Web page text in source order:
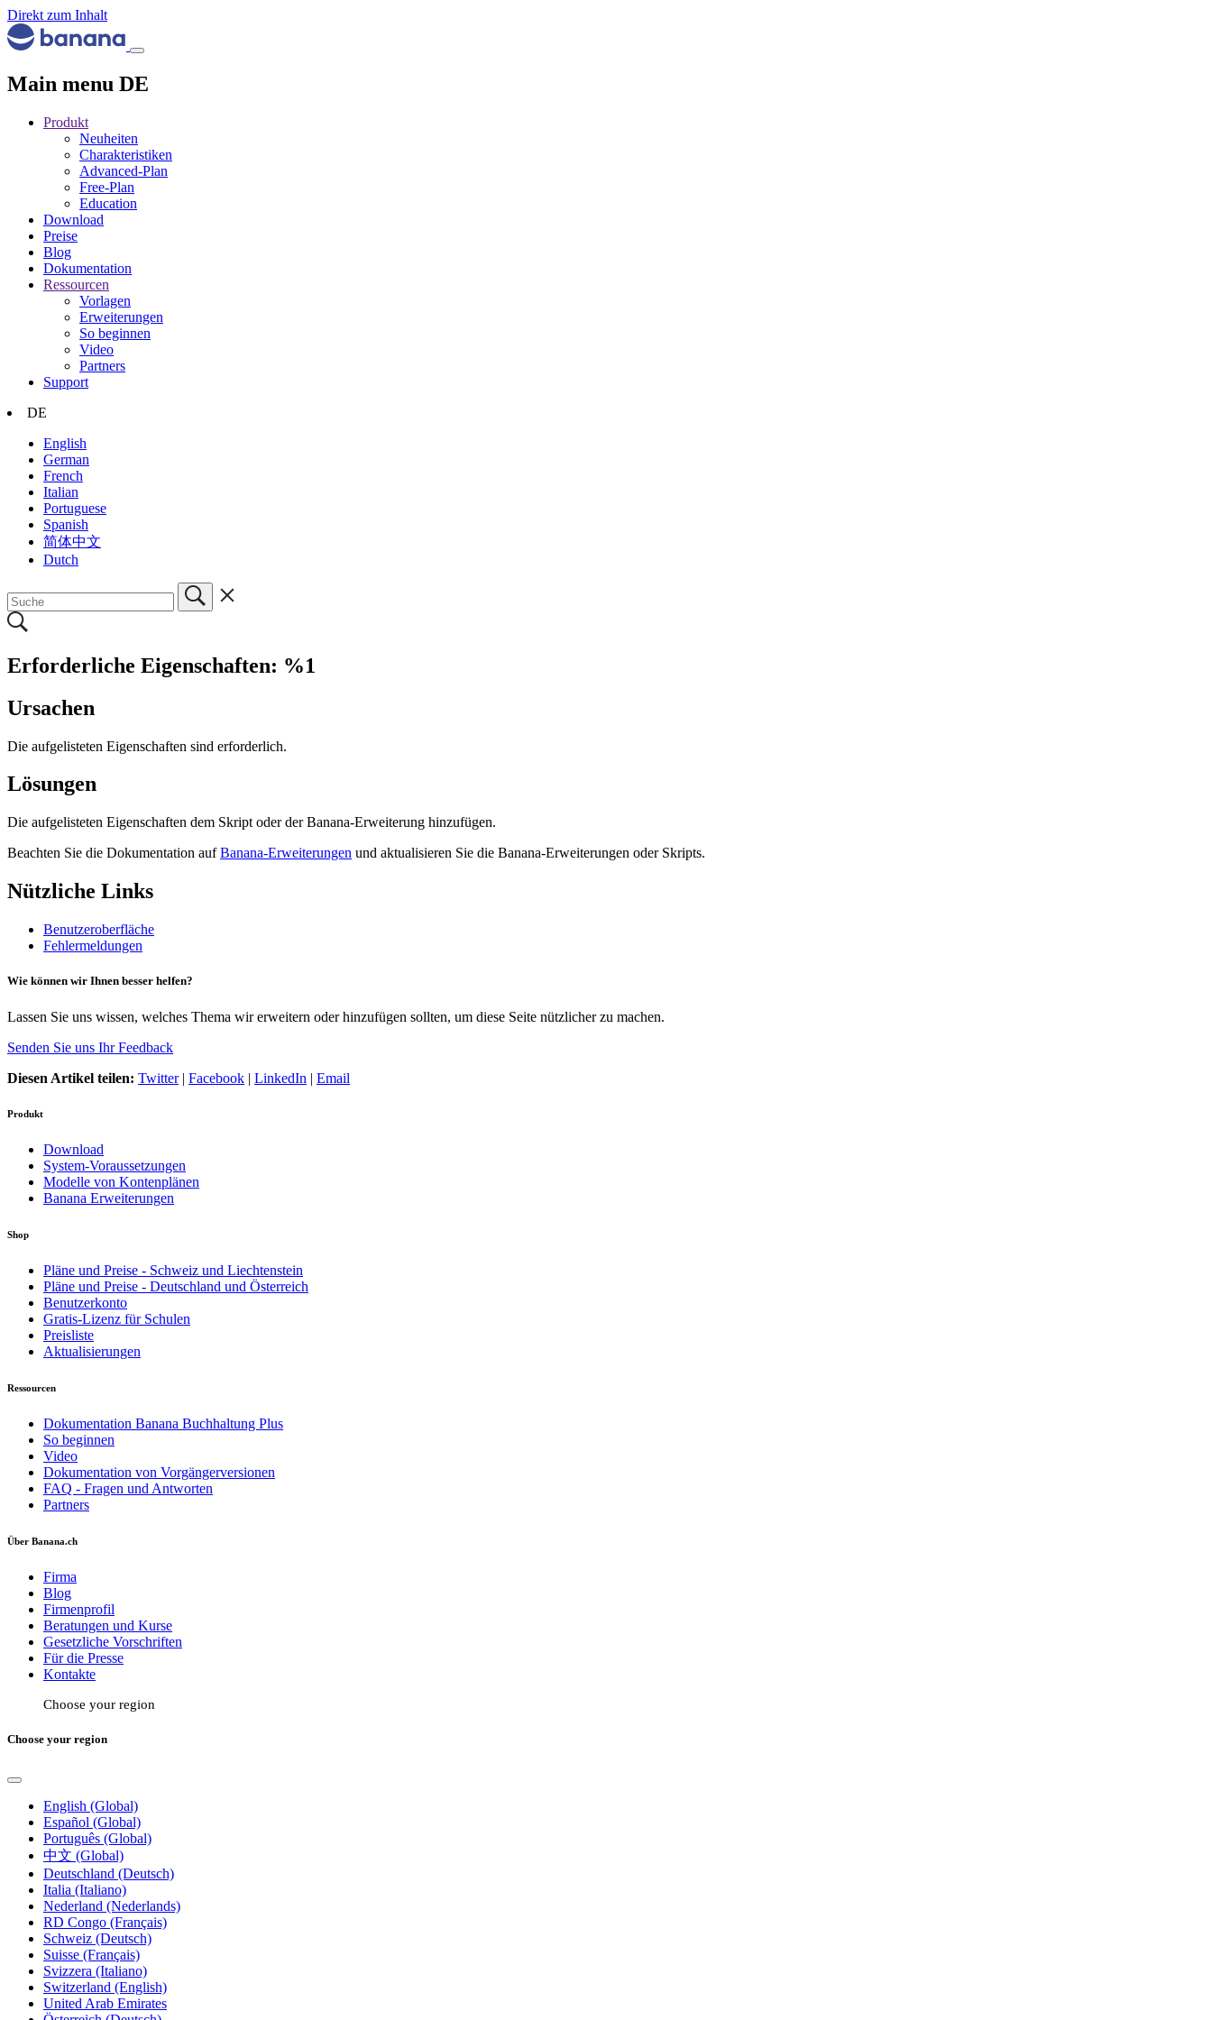
Direkt zum Inhalt
Main menu DE
Produkt
Neuheiten
Charakteristiken
Advanced-Plan
Free-Plan
Education
Download
Preise
Blog
Dokumentation
Ressourcen
Vorlagen
Erweiterungen
So beginnen
Video
Partners
Support
DE
English
German
French
Italian
Portuguese
Spanish
简体中文
Dutch
Erforderliche Eigenschaften: %1
Ursachen
Die aufgelisteten Eigenschaften sind erforderlich.
Lösungen
Die aufgelisteten Eigenschaften dem Skript oder der Banana-Erweiterung hinzufügen.
Beachten Sie die Dokumentation aufBanana-Erweiterungen und aktualisieren Sie die Banana-Erweiterungen oder Skripts.
Nützliche Links
Benutzeroberfläche
Fehlermeldungen
Wie können wir Ihnen besser helfen?
Lassen Sie uns wissen, welches Thema wir erweitern oder hinzufügen sollten, um diese Seite nützlicher zu machen.
Senden Sie uns Ihr Feedback
Diesen Artikel teilen: Twitter| Facebook | LinkedIn | Email
Produkt
Download
System-Voraussetzungen
Modelle von Kontenplänen
Banana Erweiterungen
Shop
Pläne und Preise - Schweiz und Liechtenstein
Pläne und Preise - Deutschland und Österreich
Benutzerkonto
Gratis-Lizenz für Schulen
Preisliste
Aktualisierungen
Ressourcen
Dokumentation Banana Buchhaltung Plus
So beginnen
Video
Dokumentation von Vorgängerversionen
FAQ - Fragen und Antworten
Partners
Über Banana.ch
Firma
Blog
Firmenprofil
Beratungen und Kurse
Gesetzliche Vorschriften
Für die Presse
Kontakte
Choose your region
Choose your region
English (Global)
Español (Global)
Português (Global)
中文 (Global)
Deutschland (Deutsch)
Italia (Italiano)
Nederland (Nederlands)
RD Congo (Français)
Schweiz (Deutsch)
Suisse (Français)
Svizzera (Italiano)
Switzerland (English)
United Arab Emirates